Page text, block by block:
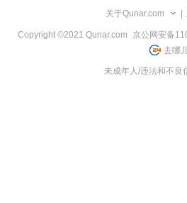
关于Qunar.com
Copyright ©2021 Qunar.com 京公网安备
去哪
未成年人/违法和不良